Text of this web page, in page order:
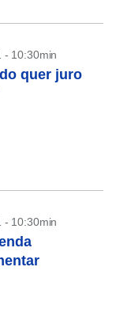
- 10:30min
quer juro
- 10:30min